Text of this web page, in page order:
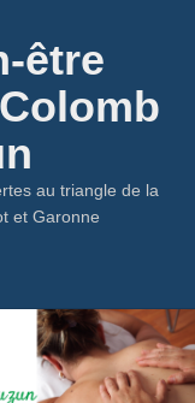
être
au triangle de la
et Garonne